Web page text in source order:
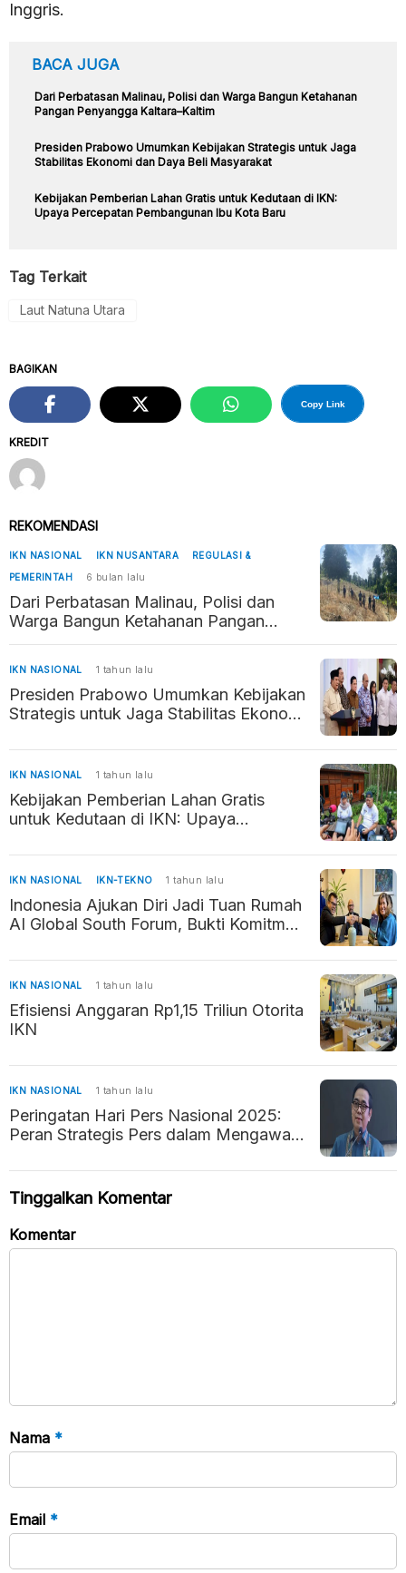
Inggris.
BACA JUGA
Dari Perbatasan Malinau, Polisi dan Warga Bangun Ketahanan
Pangan Penyangga Kaltara–Kaltim
Presiden Prabowo Umumkan Kebijakan Strategis untuk Jaga
Stabilitas Ekonomi dan Daya Beli Masyarakat
Kebijakan Pemberian Lahan Gratis untuk Kedutaan di IKN:
Upaya Percepatan Pembangunan Ibu Kota Baru
Tag Terkait
Laut Natuna Utara
KREDIT
BAGIKAN
Copy Link
REKOMENDASI
IKN NASIONAL IKN NUSANTARA
REGULASI &
PEMERINTAH
6 bulan lalu
Dari Perbatasan Malinau, Polisi dan
Warga Bangun Ketahanan Pangan
Penyangga Kaltara–Kaltim
IKN NASIONAL 1 tahun lalu
Presiden Prabowo Umumkan Kebijakan
Strategis untuk Jaga Stabilitas Ekonomi
IKN NASIONAL 1 tahun lalu
Kebijakan Pemberian Lahan Gratis
untuk Kedutaan di IKN: Upaya
Baru
IKN NASIONAL IKN-TEKNO 1 tahun lalu
Indonesia Ajukan Diri Jadi Tuan Rumah
AI Global South Forum, Bukti Komitmen
IKN NASIONAL 1 tahun lalu
Efisiensi Anggaran Rp1,15 Triliun Otorita
IKN
IKN NASIONAL 1 tahun lalu
Peringatan Hari Pers Nasional 2025:
Peran Strategis Pers dalam Mengawal
Tinggalkan Komentar
Komentar
Nama *
Email *